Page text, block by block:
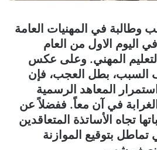
ألف طالب وطالبة في المهنيات العامة
اليوم الاول من العام
المهني. وعلى عكس
السبب، بطل العجب، فإن
المعاهد الرسمية
في آن معاً. ففضلاً عن
تجاه الأساتذة المتعاقدين
تماطل بتوقيع الموازنة